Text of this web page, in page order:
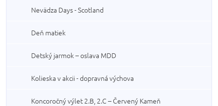
Nevädza Days - Scotland
Deň matiek
Detský jarmok – oslava MDD
Kolieska v akcii - dopravná výchova
Koncoročný výlet 2.B, 2.C – Červený Kameň